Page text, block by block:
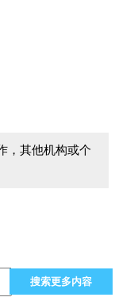
，其他机构或个
搜索更多内容